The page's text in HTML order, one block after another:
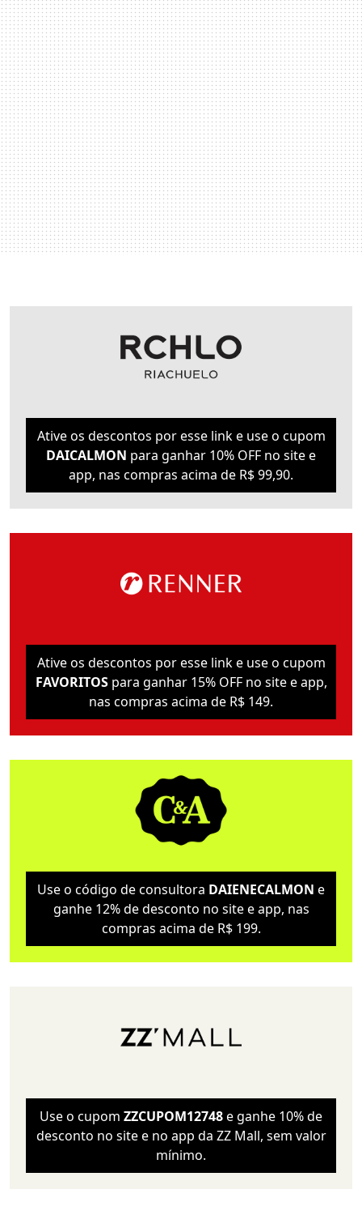
Ative os descontos por esse link e use o cupom
DAICALMON para ganhar 10% OFF no site e
app, nas compras acima de R$ 99,90.
Ative os descontos por esse link e use o cupom
FAVORITOSpara ganhar 15% OFF no site e app,
nas compras acima de R$ 149.
Use o código de consultora DAIENECALMON e
ganhe 12% de desconto no site e app, nas
compras acima de R$ 199.
Use o cupom ZZCUPOM12748e ganhe 10% de
desconto no site e no app da ZZ Mall, sem valor
mínimo.